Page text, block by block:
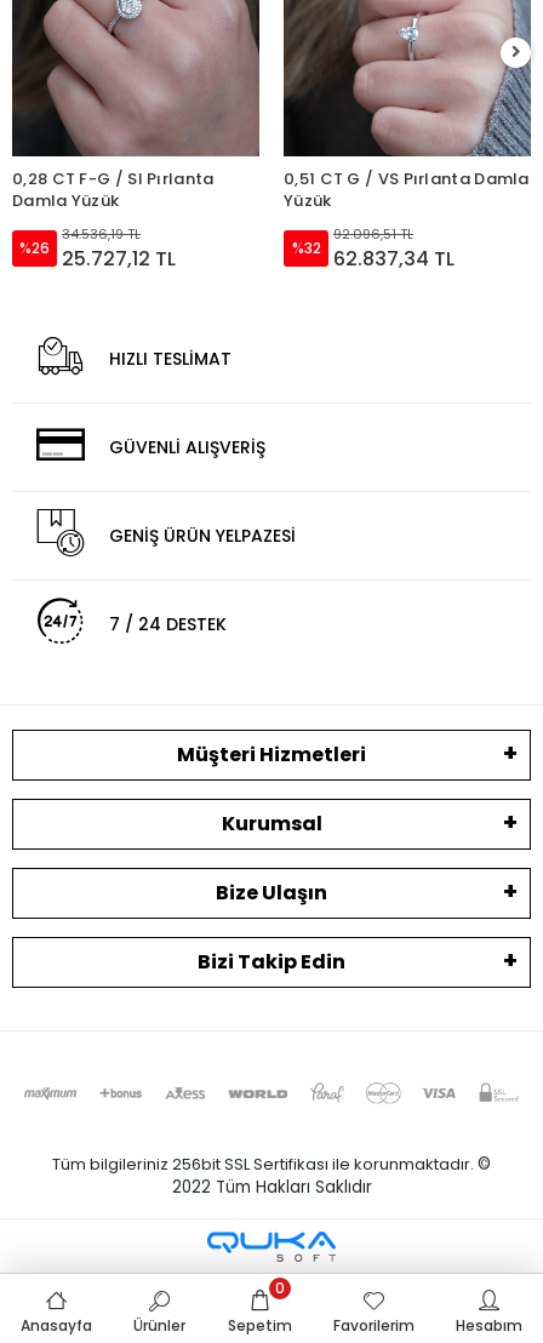
0,28 CT F-G / SI Pırlanta
Damla Yüzük
%26
34.536,19 TL
25.727,12 TL
0,51 CT G / VS Pırlanta Damla
Yüzük
%32
92.096,51 TL
62.837,34 TL
HIZLI TESLİMAT
GÜVENLİ ALIŞVERİŞ
GENİŞ ÜRÜN YELPAZESİ
7 / 24 DESTEK
Müşteri Hizmetleri
Kurumsal
Bize Ulaşın
Bizi Takip Edin
Tüm bilgileriniz 256bit SSL Sertifikası ile korunmaktadır. ©
2022 Tüm Hakları Saklıdır
Anasayfa Ürünler Sepetim
0
Favorilerim
Hesabım